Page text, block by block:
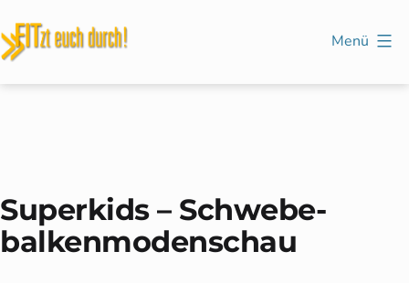
Inhalt
Menü
Superkids – Schwebe­
balken­moden­schau